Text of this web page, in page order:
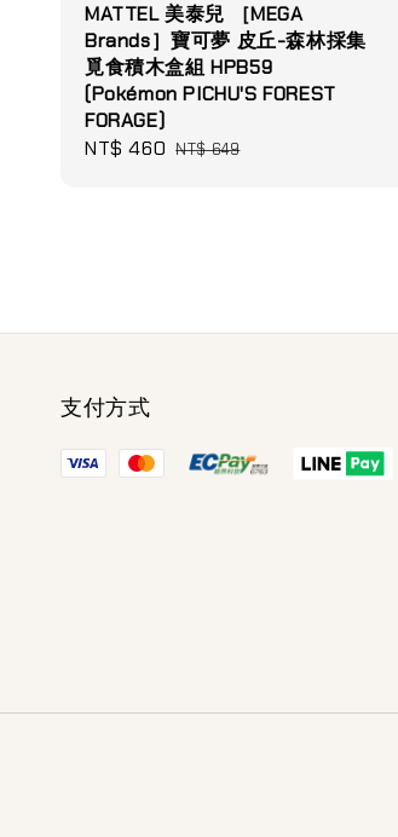
MATTEL 美泰兒 ［MEGA
Brands］寶可夢 皮丘-森林採集
覓食積木盒組 HPB59
(Pokémon PICHU'S FOREST
FORAGE)
Sale
NT$ 460 Regular
NT$ 649
支付方式